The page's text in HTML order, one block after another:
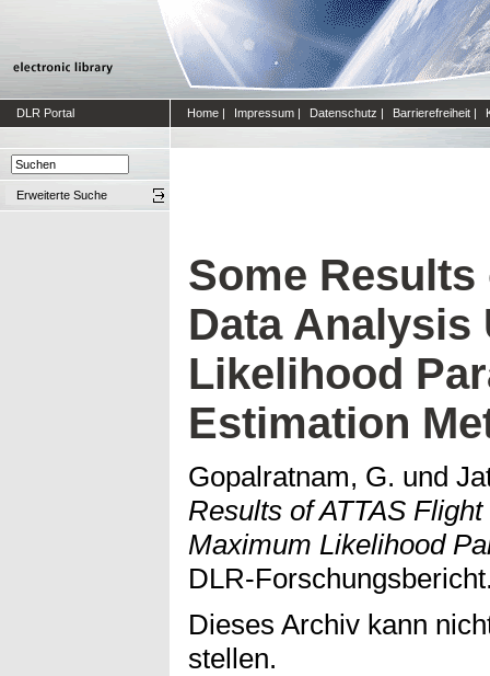
DLR Portal Home | Impressum | Datenschutz | Barrierefreiheit |
Erweiterte Suche
Some Results
Data Analysis
Likelihood
Estimation
Gopalratnam, G. und
Results of ATTAS
Maximum Likelihood
DLR-
Dieses Archiv kann
stellen.